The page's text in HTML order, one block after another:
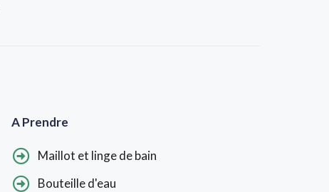
A Prendre
Maillot et linge de bain
Bouteille d'eau